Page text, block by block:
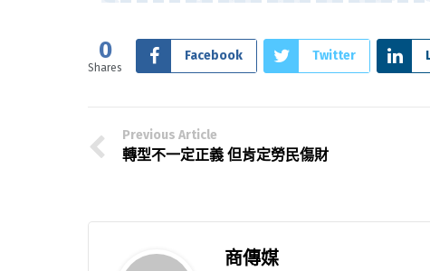
0
Shares
Facebook Twitter
Previous Article
轉型不一定正義 但肯定勞民傷財
商傳媒